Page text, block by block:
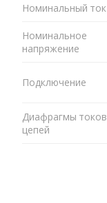
Номинальный ток
Номинальное
напряжение
Подключение
Диафрагмы
цепей